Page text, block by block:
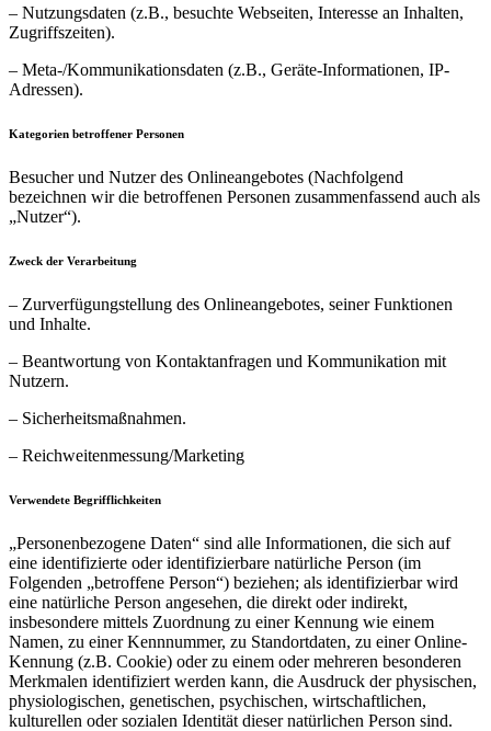
– Nutzungsdaten (z.B., besuchte Webseiten, Interesse an Inhalten,
Zugriffszeiten).
– Meta-/Kommunikationsdaten (z.B., Geräte-Informationen, IP-
Adressen).
Kategorien betroffener Personen
Besucher und Nutzer des Onlineangebotes (Nachfolgend
bezeichnen wir die betroffenen Personen zusammenfassend auch als
„Nutzer“).
Zweck der Verarbeitung
– Zurverfügungstellung des Onlineangebotes, seiner Funktionen
und Inhalte.
– Beantwortung von Kontaktanfragen und Kommunikation mit
Nutzern.
– Sicherheitsmaßnahmen.
– Reichweitenmessung/Marketing
Verwendete Begrifflichkeiten
„Personenbezogene Daten“ sind alle Informationen, die sich auf
eine identifizierte oder identifizierbare natürliche Person (im
Folgenden „betroffene Person“) beziehen; als identifizierbar wird
eine natürliche Person angesehen, die direkt oder indirekt,
insbesondere mittels Zuordnung zu einer Kennung wie einem
Namen, zu einer Kennnummer, zu Standortdaten, zu einer Online-
Kennung (z.B. Cookie) oder zu einem oder mehreren besonderen
Merkmalen identifiziert werden kann, die Ausdruck der physischen,
physiologischen, genetischen, psychischen, wirtschaftlichen,
kulturellen oder sozialen Identität dieser natürlichen Person sind.